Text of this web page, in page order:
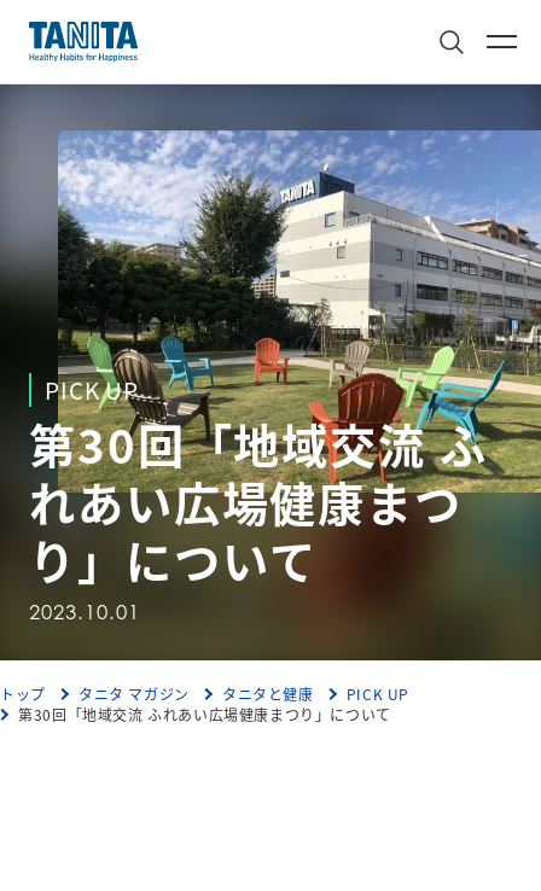
PICK UP
第30回「地域交流 ふ
れあい広場健康まつ
り」について
2023.10.01
トップ タニタ マガジン タニタと健康
PICK UP
第30回「地域交流 ふれあい広場健康まつり」について